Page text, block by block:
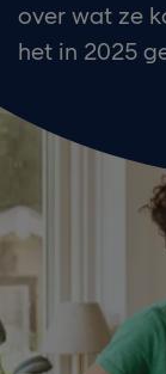
over wat ze
het in 2025